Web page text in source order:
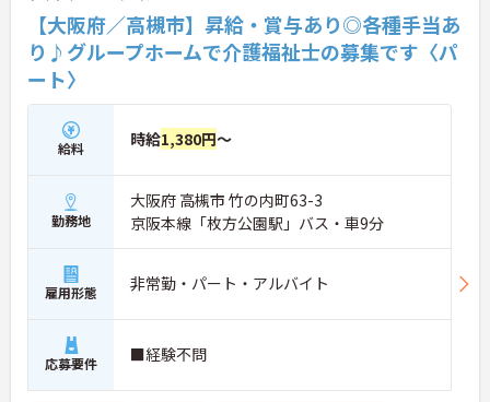
【大阪府／高槻市】昇給・賞与あり◎各種手当あ
り♪グループホームで介護福祉士の募集です〈パ
ート〉
給料 時給1,380円～
勤務地
大阪府 高槻市 竹の内町63-3
京阪本線「枚方公園駅」バス・車9分
雇用形態 非常勤・パート・アルバイト
応募要件 ■経験不問